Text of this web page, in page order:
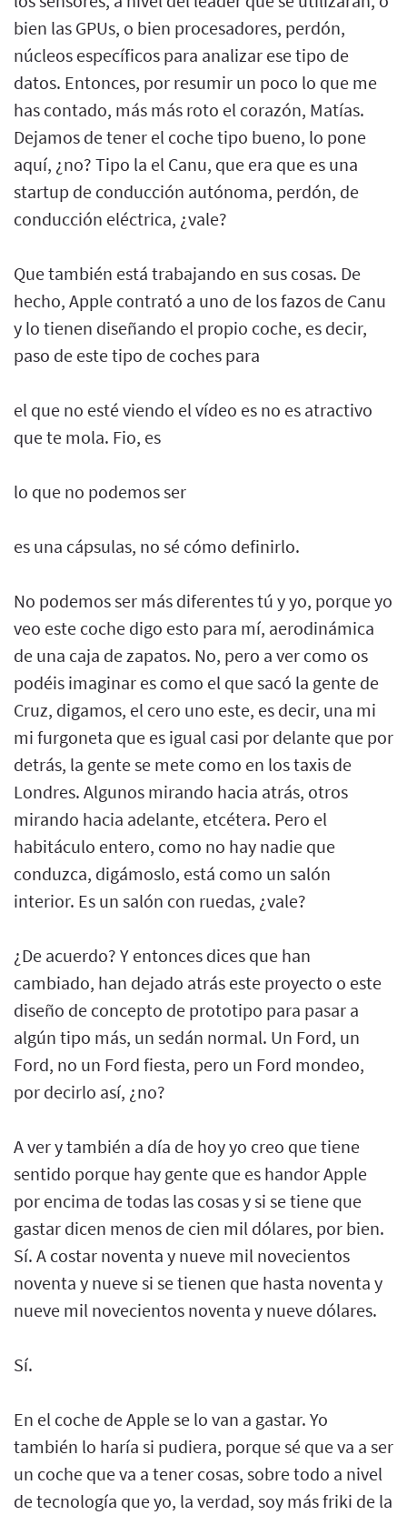
bien las GPUs, o bien procesadores, perdón,
núcleos específicos para analizar ese tipo de
datos. Entonces, por resumir un poco lo que me
has contado, más más roto el corazón, Matías.
Dejamos de tener el coche tipo bueno, lo pone
aquí, ¿no? Tipo la el Canu, que era que es una
startup de conducción autónoma, perdón, de
conducción eléctrica, ¿vale?
Que también está trabajando en sus cosas. De
hecho, Apple contrató a uno de los fazos de Canu
y lo tienen diseñando el propio coche, es decir,
paso de este tipo de coches para
el que no esté viendo el vídeo es no es atractivo
que te mola. Fio, es
lo que no podemos ser
es una cápsulas, no sé cómo definirlo.
No podemos ser más diferentes tú y yo, porque yo
veo este coche digo esto para mí, aerodinámica
de una caja de zapatos. No, pero a ver como os
podéis imaginar es como el que sacó la gente de
Cruz, digamos, el cero uno este, es decir, una mi
mi furgoneta que es igual casi por delante que por
detrás, la gente se mete como en los taxis de
Londres. Algunos mirando hacia atrás, otros
mirando hacia adelante, etcétera. Pero el
habitáculo entero, como no hay nadie que
conduzca, digámoslo, está como un salón
interior. Es un salón con ruedas, ¿vale?
¿De acuerdo? Y entonces dices que han
cambiado, han dejado atrás este proyecto o este
diseño de concepto de prototipo para pasar a
algún tipo más, un sedán normal. Un Ford, un
Ford, no un Ford fiesta, pero un Ford mondeo,
por decirlo así, ¿no?
A ver y también a día de hoy yo creo que tiene
sentido porque hay gente que es handor Apple
por encima de todas las cosas y si se tiene que
gastar dicen menos de cien mil dólares, por bien.
Sí. A costar noventa y nueve mil novecientos
noventa y nueve si se tienen que hasta noventa y
nueve mil novecientos noventa y nueve dólares.
Sí.
En el coche de Apple se lo van a gastar. Yo
también lo haría si pudiera, porque sé que va a ser
un coche que va a tener cosas, sobre todo a nivel
de tecnología que yo, la verdad, soy más friki de la